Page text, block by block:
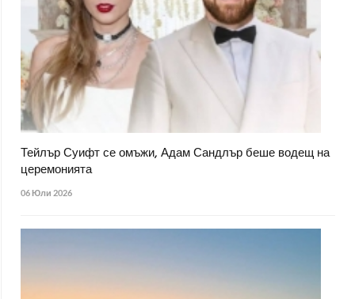
Тейлър Суифт се омъжи, Адам Сандлър беше водещ на
церемонията
06 Юли 2026